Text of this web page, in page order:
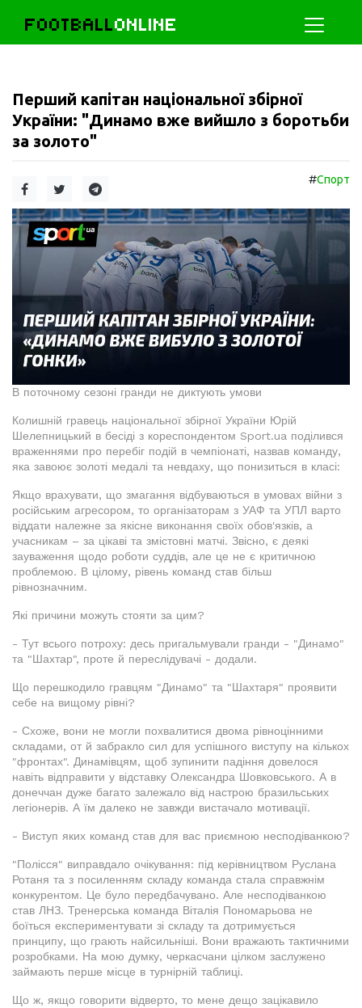
FOOTBALLONLINE
Перший капітан національної збірної
України: "Динамо вже вийшло з боротьби
за золото"
#Спорт
В поточному сезоні гранди не диктують умови
Колишній гравець національної збірної України Юрій
Шелепницький в бесіді з кореспондентом Sport.ua поділився
враженнями про перебіг подій в чемпіонаті, назвав команду,
яка завоює золоті медалі та невдаху, що понизиться в класі:
Якщо врахувати, що змагання відбуваються в умовах війни з
російським агресором, то організаторам з УАФ та УПЛ варто
віддати належне за якісне виконання своїх обов'язків, а
учасникам – за цікаві та змістовні матчі. Звісно, є деякі
зауваження щодо роботи суддів, але це не є критичною
проблемою. В цілому, рівень команд став більш
рівнозначним.
Які причини можуть стояти за цим?
- Тут всього потроху: десь пригальмували гранди - "Динамо"
та "Шахтар", проте й переслідувачі - додали.
Що перешкодило гравцям "Динамо" та "Шахтаря" проявити
себе на вищому рівні?
- Схоже, вони не могли похвалитися двома рівноцінними
складами, от й забракло сил для успішного виступу на кількох
"фронтах". Динамівцям, щоб зупинити падіння довелося
навіть відправити у відставку Олександра Шовковського. А в
донеччан дуже багато залежало від настрою бразильських
легіонерів. А їм далеко не завжди вистачало мотивації.
- Виступ яких команд став для вас приємною несподіванкою?
"Полісся" виправдало очікування: під керівництвом Руслана
Ротаня та з посиленням складу команда стала справжнім
конкурентом. Це було передбачувано. Але несподіванкою
став ЛНЗ. Тренерська команда Віталія Пономарьова не
боїться експериментувати зі складу та дотримується
принципу, що грають найсильніші. Вони вражають тактичними
розробками. На мою думку, черкасчани цілком заслужено
займають перше місце в турнірній таблиці.
Що ж, якщо говорити відверто, то мене дещо зацікавило